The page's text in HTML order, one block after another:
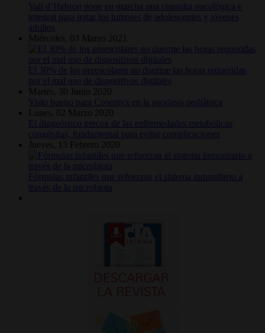
Vall d’Hebron pone en marcha una consulta oncológica e
integral para tratar los tumores de adolescentes y jóvenes
adultos
Miércoles, 03 Marzo 2021
El 30% de los preescolares no duerme las horas requeridas
por el mal uso de dispositivos digitales
Martes, 30 Junio 2020
Visto bueno para Cosentyx en la psoriasis pediátrica
Lunes, 02 Marzo 2020
El diagnóstico precoz de las enfermedades metabólicas
congénitas, fundamental para evitar complicaciones
Jueves, 13 Febrero 2020
Fórmulas infantiles que refuerzan el sistema inmunitario a
través de la microbiota